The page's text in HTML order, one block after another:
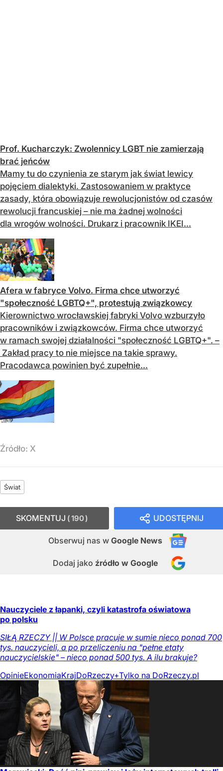
Prof. Kucharczyk: Zwolennicy LGBT nie zamierzają
brać jeńców
Mamy tu do czynienia ze starym jak świat lewicy
pojęciem dialektyki. Zastosowaniem w praktyce
zasady, która obowiązuje rewolucjonistów od czasów
rewolucji francuskiej – nie ma żadnej wolności
dla wrogów wolności. Drukarz i pracownik IKEI...
Afera w fabryce Volvo. Firma chce utworzyć
"społeczność LGBTQ+", protestują związkowcy
Kierownictwo wrocławskiej fabryki Volvo wzburzyło
pracowników i związkowców. Firma chce utworzyć
w ramach swojej działalności "społeczność LGBTQ+". –
Zakład pracy to nie miejsce na takie sprawy.
Pracodawca powinien być zupełnie...
Źródło: X
Świat
UDOSTĘPNIJ
Obserwuj nas w Google News
Dodaj jako źródło w Google
SKOMENTUJ 190
Nauczyciele z łapanki, czyli katastrofa oświatowa
po polsku
SIŁĄ RZECZY || W Polsce pracuje w sumie nieco ponad 700
tys. nauczycieli, a po przeliczeniu na "pełne etaty
nauczycielskie" – nieco ponad 500 tys. A ilu brakuje?
OpinieEkonomiaKrajDoRzeczy+Tylko na DoRzeczy.pl